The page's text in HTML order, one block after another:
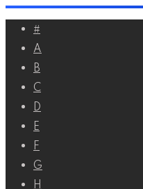
Перейти
контенту
#
A
B
C
D
E
F
G
H